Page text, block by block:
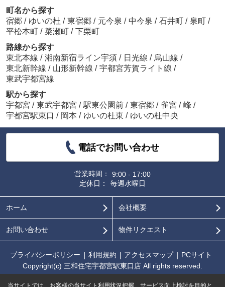
町名から探す
宿郷 / ゆいの杜 / 東宿郷 / 元今泉 / 中今泉 / 石井町 / 泉町 /
平松本町 / 簗瀬町 /
下栗町
路線から探す
東北本線 / 湘南新宿ライン宇須 / 日光線 / 烏山線 /
東北新幹線 / 山形新幹線 / 宇都宮芳賀ライト線 /
東武宇都宮線
駅から探す
宇都宮 / 東武宇都宮 / 駅東公園前 / 東宿郷 / 雀宮 / 峰 /
宇都宮駅東口 / 岡本 / ゆいの杜東 / ゆいの杜中央
電話でお問い合わせ
営業時間：
9:00 - 17:00
定休日：
毎週水曜日
ホーム 会社概要
お問い合わせ 物件リクエスト
プライバシーポリシー 利用規約 アクセスマップ
PCサイト
Copyright(c) 三和住宅宇都宮駅東口店 All rights reserved.
当サイトでは、お客様の当サイト利用状況把握、サービス向上検討を目的と